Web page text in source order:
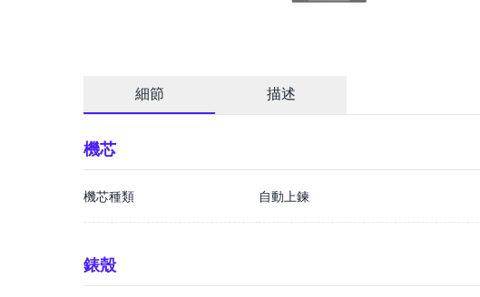
細節 描述
機芯
機芯種類 自動上鍊
錶殼